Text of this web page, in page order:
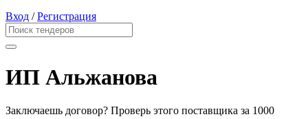
Вход /Регистрация
ИП Альжанова
Заключаешь договор? Проверь этого поставщика за 1000